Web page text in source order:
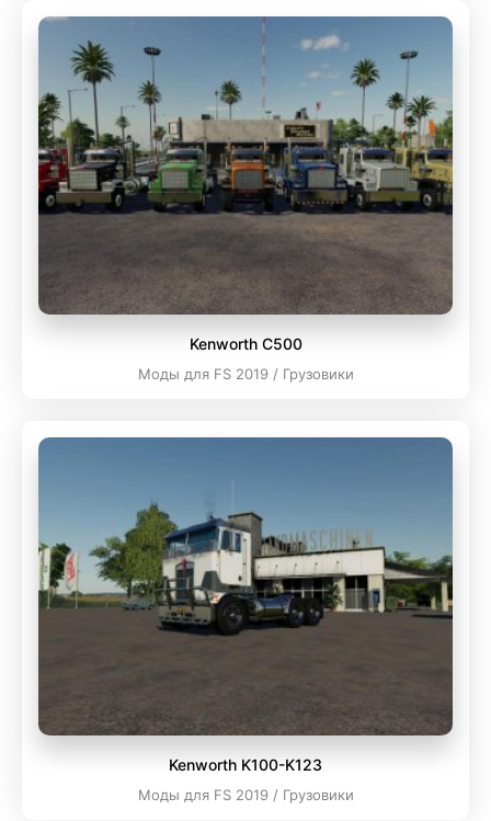
Kenworth C500
Моды для FS 2019 / Грузовики
Kenworth K100-K123
Моды для FS 2019 / Грузовики